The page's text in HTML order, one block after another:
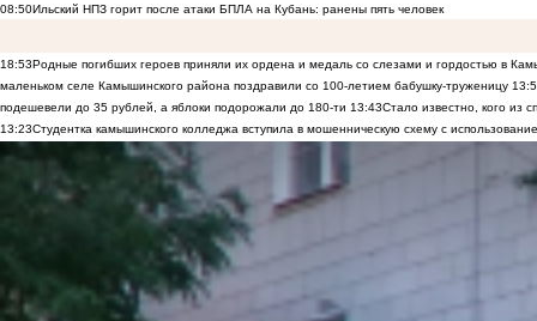
08:50Ильский НПЗ горит после атаки БПЛА на Кубань: ранены пять человек
18:53Родные погибших героев приняли их ордена и медаль со слезами и гордостью в
маленьком селе Камышинского района поздравили со 100-летием бабушку-труженицу
подешевели до 35 рублей, а яблоки подорожали до 180-ти 13:43Стало известно, кого из
13:23Студентка камышинского колледжа вступила в мошенническую схему с